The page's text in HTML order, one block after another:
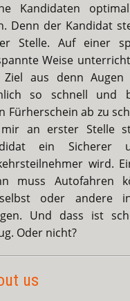
Kandidaten
Denn der Kandidat
Stelle. Auf einer
Weise
Ziel aus denn Augen
so schnell und
Fürherschein ab zu
an erster Stelle
ein Sicherer
wird.
muss Autofahren
oder andere
Und dass ist
Oder nicht?
us